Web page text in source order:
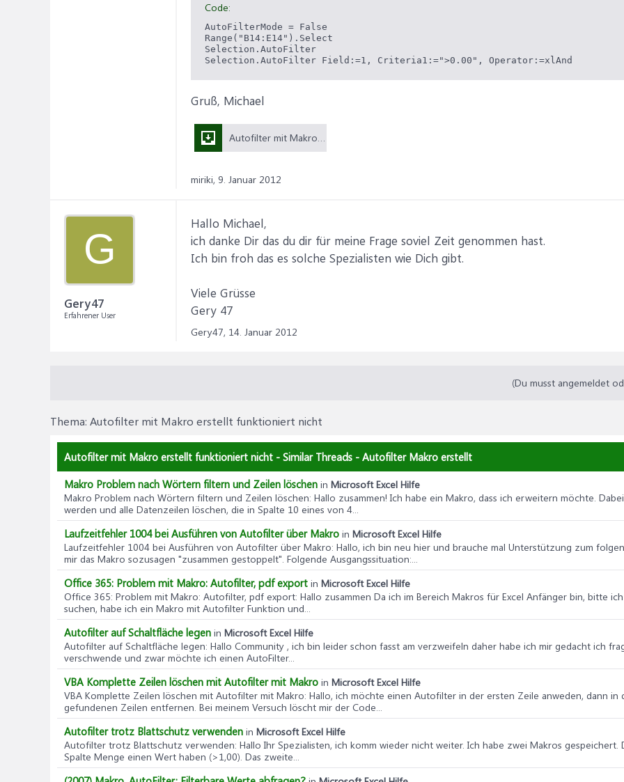
Code:
AutoFilterMode = False
Range("B14:E14").Select
Selection.AutoFilter
Selection.AutoFilter Field:=1, Criteria1:=">0.00", Operator:=xlAnd
Gruß, Michael
Autofilter mit Makro erstellt funktioniert nicht .xls (23,5 KB)
miriki, 9. Januar 2012
G
Gery47
Erfahrener User
Hallo Michael,
ich danke Dir das du dir für meine Frage soviel Zeit genommen hast.
Ich bin froh das es solche Spezialisten wie Dich gibt.
Viele Grüsse
Gery 47
Gery47, 14. Januar 2012
(Du musst angemeldet
Thema: Autofilter mit Makro erstellt funktioniert nicht
Autofilter mit Makro erstellt funktioniert nicht - Similar Threads - Autofilter Makro erstellt
Makro Problem nach Wörtern filtern und Zeilen löschen in Microsoft Excel Hilfe
Makro Problem nach Wörtern filtern und Zeilen löschen: Hallo zusammen! Ich habe ein Makro, dass ich erweitern möchte.
werden und alle Datenzeilen löschen, die in Spalte 10 eines von 4...
Laufzeitfehler 1004 bei Ausführen von Autofilter über Makro in Microsoft Excel Hilfe
Laufzeitfehler 1004 bei Ausführen von Autofilter über Makro: Hallo, ich bin neu hier und brauche mal Unterstützung zum
mir das Makro sozusagen "zusammen gestoppelt". Folgende Ausgangssituation:...
Office 365: Problem mit Makro: Autofilter, pdf export in Microsoft Excel Hilfe
Office 365: Problem mit Makro: Autofilter, pdf export: Hallo zusammen Da ich im Bereich Makros für Excel Anfänger bin, bitte
suchen, habe ich ein Makro mit Autofilter Funktion und...
Autofilter auf Schaltfläche legen in Microsoft Excel Hilfe
Autofilter auf Schaltfläche legen: Hallo Community , ich bin leider schon fasst am verzweifeln daher habe ich mir gedacht ich
verschwende und zwar möchte ich einen AutoFilter...
VBA Komplette Zeilen löschen mit Autofilter mit Makro in Microsoft Excel Hilfe
VBA Komplette Zeilen löschen mit Autofilter mit Makro: Hallo, ich möchte einen Autofilter in der ersten Zeile anweden, dann
gefundenen Zeilen entfernen. Bei meinem Versuch löscht mir der Code...
Autofilter trotz Blattschutz verwenden in Microsoft Excel Hilfe
Autofilter trotz Blattschutz verwenden: Hallo Ihr Spezialisten, ich komm wieder nicht weiter. Ich habe zwei Makros
Spalte Menge einen Wert haben (>1,00). Das zweite...